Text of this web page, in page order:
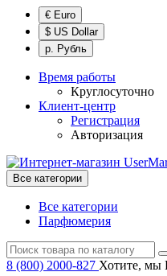
€ Euro
$ US Dollar
р. Рубль
Время работы
Круглосуточно
Клиент-центр
Регистрация
Авторизация
Все категории
Все категории
Парфюмерия
8 (800) 2000-827 Хотите, мы